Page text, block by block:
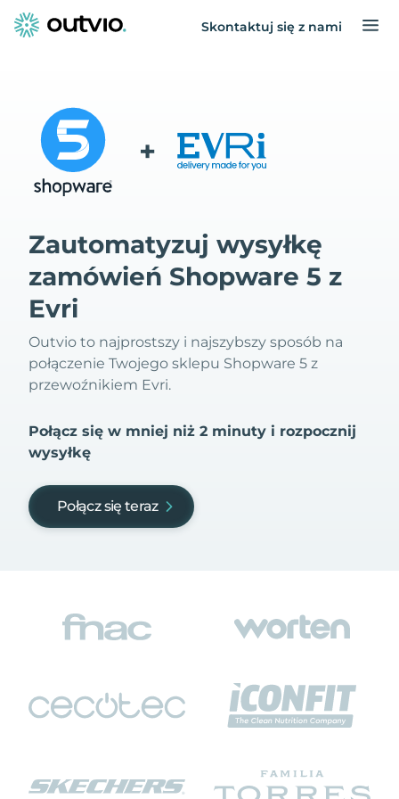
Skontaktuj się z nami
+
Zautomatyzuj wysyłkę
zamówień Shopware 5 z
Evri
Outvio to najprostszy i najszybszy sposób na
połączenie Twojego sklepu Shopware 5 z
przewoźnikiem Evri.
Połącz się w mniej niż 2 minuty i rozpocznij
wysyłkę
Połącz się teraz